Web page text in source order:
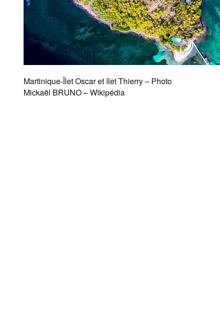
Martinique-Îlet Oscar et îlet Thierry – Photo
Mickaël BRUNO – Wikipédia